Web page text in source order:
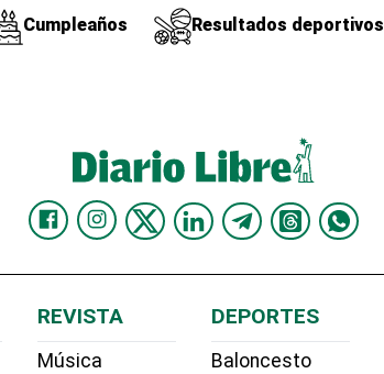
Cumpleaños Resultados deportivos
REVISTA
Música
DEPORTES
Baloncesto